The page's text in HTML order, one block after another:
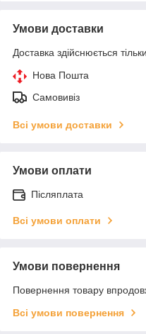
Умови доставки
Доставка здійснюється
Нова Пошта
Самовивіз
Всі умови доставки
Умови оплати
Післяплата
Всі умови оплати
Умови повернення
Повернення товару
Всі умови повернення